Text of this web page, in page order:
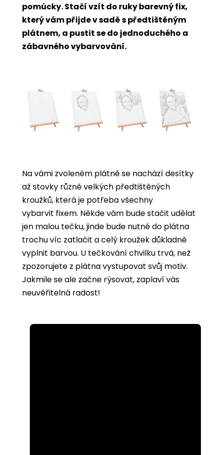
pomůcky. Stačí vzít do ruky barevný fix,
který vám přijde v sadě s předtištěným
plátnem, a pustit se do jednoduchého a
zábavného vybarvování.
Na vámi zvoleném plátně se nachází desítky
až stovky různě velkých předtištěných
kroužků, která je potřeba všechny
vybarvit fixem. Někde vám bude stačit udělat
jen malou tečku, jinde bude nutné do plátna
trochu víc zatlačit a celý kroužek důkladně
vyplnit barvou. U tečkování chvilku trvá, než
zpozorujete z plátna vystupovat svůj motiv.
Jakmile se ale začne rýsovat, zaplaví vás
neuvěřitelná radost!